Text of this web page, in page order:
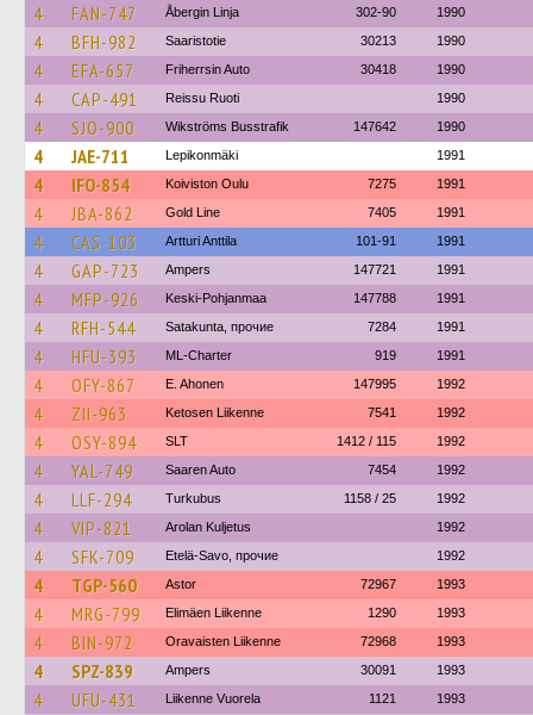
4 FAN-747 Åbergin Linja 302-90 1990
4 BFH-982 Saaristotie 30213 1990
4 EFA-657 Friherrsin Auto 30418 1990
4 CAP-491 Reissu Ruoti 1990
4 SJO-900 Wikströms Busstrafik 147642 1990
4 JAE-711 Lepikonmäki 1991
4 IFO-854 Koiviston Oulu 7275 1991
4 JBA-862 Gold Line 7405 1991
4 CAS-103 Artturi Anttila 101-91 1991
4 GAP-723 Ampers 147721 1991
4 MFP-926 Keski-Pohjanmaa 147788 1991
4 RFH-544 Satakunta, прочие 7284 1991
4 HFU-393 ML-Charter 919 1991
4 OFY-867 E. Ahonen 147995 1992
4 ZII-963 Ketosen Liikenne 7541 1992
4 OSY-894 SLT 1412 / 115 1992
4 YAL-749 Saaren Auto 7454 1992
4 LLF-294 Turkubus 1158 / 25 1992
4 VIP-821 Arolan Kuljetus 1992
4 SFK-709 Etelä-Savo, прочие 1992
4 TGP-560 Astor 72967 1993
4 MRG-799 Elimäen Liikenne 1290 1993
4 BIN-972 Oravaisten Liikenne 72968 1993
4 SPZ-839 Ampers 30091 1993
4 UFU-431 Liikenne Vuorela 1121 1993